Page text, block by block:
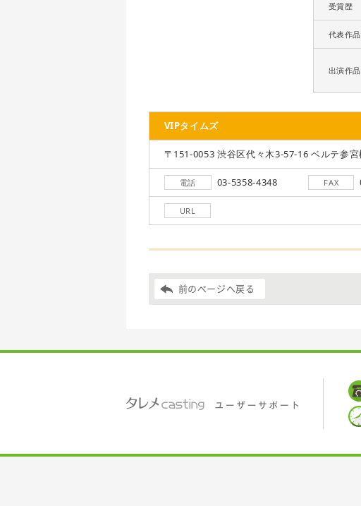
受賞歴
代表作品
出演作
VIPタイムズ
〒151-0053 渋谷区代々木3-57-16 ベルテ参
電話 03-5358-4348 FAX
URL
前のページへ戻る